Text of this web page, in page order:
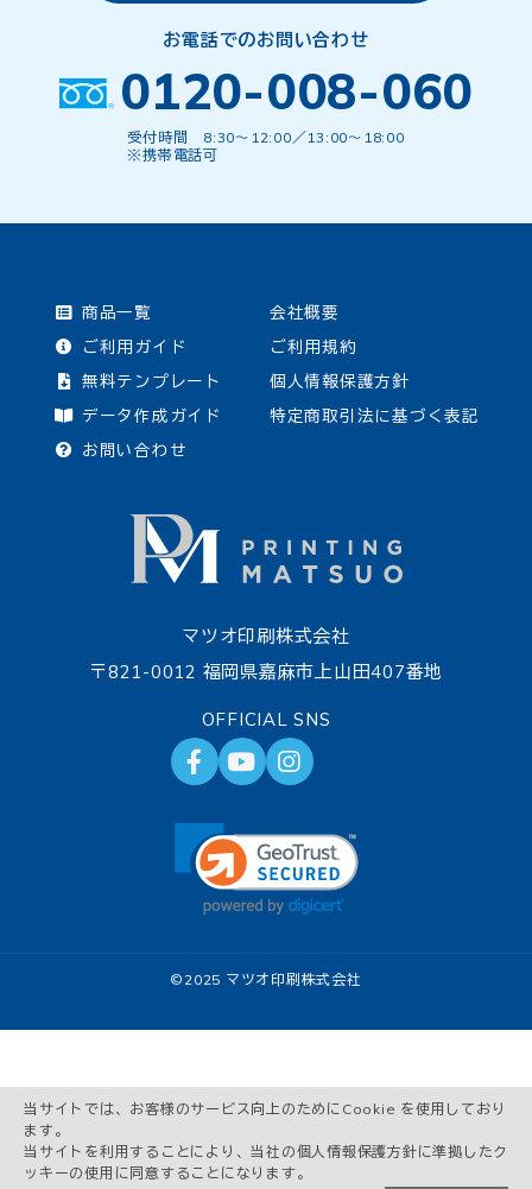
お電話でのお問い合わせ
0120-008-060
受付時間 8:30〜12:00／13:00〜18:00
※携帯電話可
マツオ印刷株式会社
〒821-0012 福岡県嘉麻市上山田407番地
OFFICIAL SNS
商品一覧
ご利用ガイド
無料テンプレート
データ作成ガイド
お問い合わせ
会社概要
ご利用規約
個人情報保護方針
特定商取引法に基づく表記
当サイトでは、お客様のサービス向上のためにCookie を使用しており
ます。
当サイトを利用することにより、当社の個人情報保護方針に準拠したク
ッキーの使用に同意することになります。
© 2025 マツオ印刷株式会社